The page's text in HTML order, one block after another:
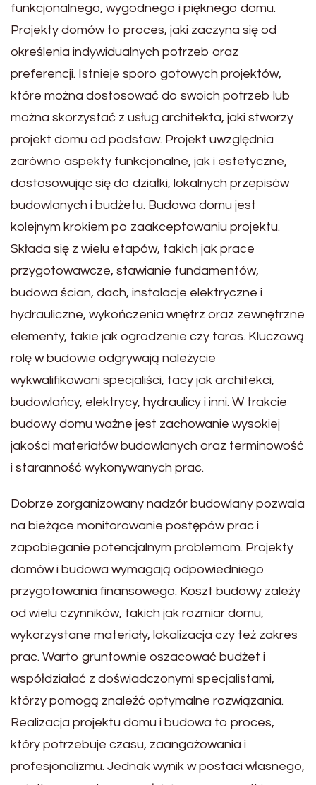
funkcjonalnego, wygodnego i pięknego domu.
Projekty domów to proces, jaki zaczyna się od
określenia indywidualnych potrzeb oraz
preferencji. Istnieje sporo gotowych projektów,
które można dostosować do swoich potrzeb lub
można skorzystać z usług architekta, jaki stworzy
projekt domu od podstaw. Projekt uwzględnia
zarówno aspekty funkcjonalne, jak i estetyczne,
dostosowując się do działki, lokalnych przepisów
budowlanych i budżetu. Budowa domu jest
kolejnym krokiem po zaakceptowaniu projektu.
Składa się z wielu etapów, takich jak prace
przygotowawcze, stawianie fundamentów,
budowa ścian, dach, instalacje elektryczne i
hydrauliczne, wykończenia wnętrz oraz zewnętrzne
elementy, takie jak ogrodzenie czy taras. Kluczową
rolę w budowie odgrywają należycie
wykwalifikowani specjaliści, tacy jak architekci,
budowlańcy, elektrycy, hydraulicy i inni. W trakcie
budowy domu ważne jest zachowanie wysokiej
jakości materiałów budowlanych oraz terminowość
i staranność wykonywanych prac.
Dobrze zorganizowany nadzór budowlany pozwala
na bieżące monitorowanie postępów prac i
zapobieganie potencjalnym problemom. Projekty
domów i budowa wymagają odpowiedniego
przygotowania finansowego. Koszt budowy zależy
od wielu czynników, takich jak rozmiar domu,
wykorzystane materiały, lokalizacja czy też zakres
prac. Warto gruntownie oszacować budżet i
współdziałać z doświadczonymi specjalistami,
którzy pomogą znaleźć optymalne rozwiązania.
Realizacja projektu domu i budowa to proces,
który potrzebuje czasu, zaangażowania i
profesjonalizmu. Jednak wynik w postaci własnego,